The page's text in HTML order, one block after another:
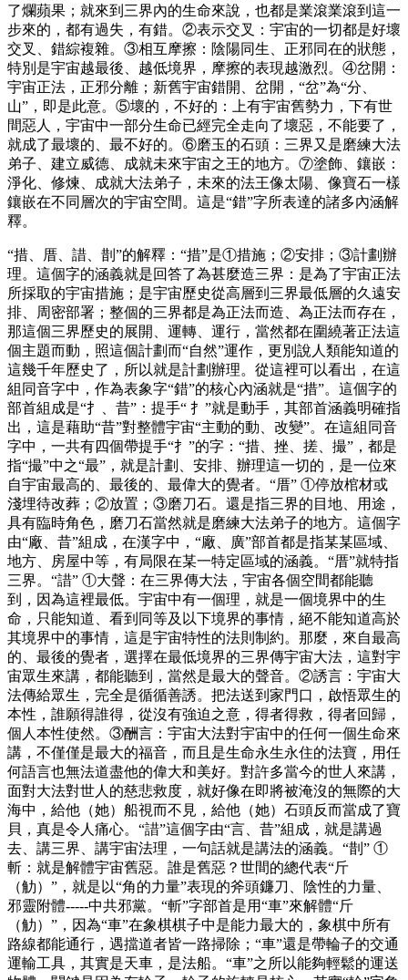
了爛蘋果；就來到三界內的生命來說，也都是業滾業滾到這一
步來的，都有過失，有錯。②表示交叉：宇宙的一切都是好壞
交叉、錯綜複雜。③相互摩擦：陰陽同生、正邪同在的狀態，
特別是宇宙越最後、越低境界，摩擦的表現越激烈。④岔開：
宇宙正法，正邪分離；新舊宇宙錯開、岔開，“岔”為“分、
山”，即是此意。⑤壞的，不好的：上有宇宙舊勢力，下有世
間惡人，宇宙中一部分生命已經完全走向了壞惡，不能要了，
就成了最壞的、最不好的。⑥磨玉的石頭：三界又是磨練大法
弟子、建立威德、成就未來宇宙之王的地方。⑦塗飾、鑲嵌：
淨化、修煉、成就大法弟子，未來的法王像太陽、像寶石一樣
鑲嵌在不同層次的宇宙空間。這是“錯”字所表達的諸多內涵解
釋。
“措、厝、諎、剒”的解釋：“措”是①措施；②安排；③計劃辦
理。這個字的涵義就是回答了為甚麼造三界：是為了宇宙正法
所採取的宇宙措施；是宇宙歷史從高層到三界最低層的久遠安
排、周密部署；整個的三界都是為正法而造、為正法而存在，
那這個三界歷史的展開、運轉、運行，當然都在圍繞著正法這
個主題而動，照這個計劃而“自然”運作，更別說人類能知道的
這幾千年歷史了，所以就是計劃辦理。從這裡可以看出，在這
組同音字中，作為表象字“錯”的核心內涵就是“措”。這個字的
部首組成是“扌、昔”：提手“ 扌”就是動手，其部首涵義明確指
出，這是藉助“昔”對整體宇宙“主動的動、改變”。在這組同音
字中，一共有四個帶提手“扌”的字：“措、挫、搓、撮”，都是
指“撮”中之“最”，就是計劃、安排、辦理這一切的，是一位來
自宇宙最高的、最後的、最偉大的覺者。“厝” ①停放棺材或
淺埋待改葬；②放置；③磨刀石。還是指三界的目地、用途，
具有臨時角色，磨刀石當然就是磨練大法弟子的地方。這個字
由“廠、昔”組成，在漢字中，“廠、廣”部首都是指某某區域、
地方、房屋中等，有局限在某一特定區域的涵義。“厝”就特指
三界。“諎” ①大聲：在三界傳大法，宇宙各個空間都能聽
到，因為這裡最低。宇宙中有一個理，就是一個境界中的生
命，只能知道、看到同等及以下境界的事情，絕不能知道高於
其境界中的事情，這是宇宙特性的法則制約。那麼，來自最高
的、最後的覺者，選擇在最低境界的三界傳宇宙大法，這對宇
宙眾生來講，都能聽到，當然是最大的聲音。②誘言：宇宙大
法傳給眾生，完全是循循善誘。把法送到家門口，啟悟眾生的
本性，誰願得誰得，從沒有強迫之意，得者得救，得者回歸，
個人本性使然。③酬言：宇宙大法對宇宙中的任何一個生命來
講，不僅僅是最大的福音，而且是生命永生永住的法寶，用任
何語言也無法道盡他的偉大和美好。對許多當今的世人來講，
面對大法對世人的慈悲救度，就好像在即將被淹沒的無際的大
海中，給他（她）船視而不見，給他（她）石頭反而當成了寶
貝，真是令人痛心。“諎”這個字由“言、昔”組成，就是講過
去、講三界、講宇宙法理，一句話就是講法的涵義。“剒” ①
斬：就是解體宇宙舊惡。誰是舊惡？世間的總代表“斤
（觔）”，就是以“角的力量”表現的斧頭鐮刀、陰性的力量、
邪靈附體-----中共邪黨。“斬”字部首是用“車”來解體“斤
（觔）”，因為“車”在象棋棋子中是能力最大的，象棋中所有
路線都能通行，遇擋道者皆一路掃除；“車”還是帶輪子的交通
運輸工具，其實是天車，是法船。“車”之所以能夠輕鬆的運送